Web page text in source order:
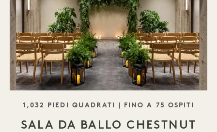
SLOGAN
1,032 PIEDI QUADRATI | FINO A 75 OSPITI
SALA DA BALLO CHESTNUT